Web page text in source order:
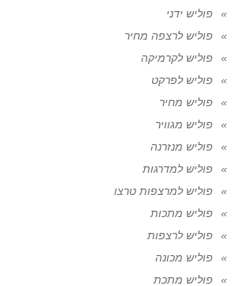
פוליש ידני
פוליש לרצפה מחיר
פוליש לקרמיקה
פוליש לפרקט
פוליש מחיר
פוליש מגוויר
פוליש מנזרנה
פוליש למדרגות
פוליש למרצפות טרצו
פוליש מתכות
פוליש לרצפות
פוליש מכונה
פוליש מתכת